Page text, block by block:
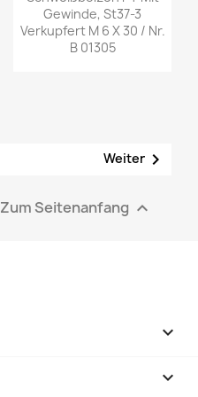
Gewinde, St37-3
Verkupfert M 6 X 30 / Nr.
B 01305
Weiter 
Zum Seitenanfang 

